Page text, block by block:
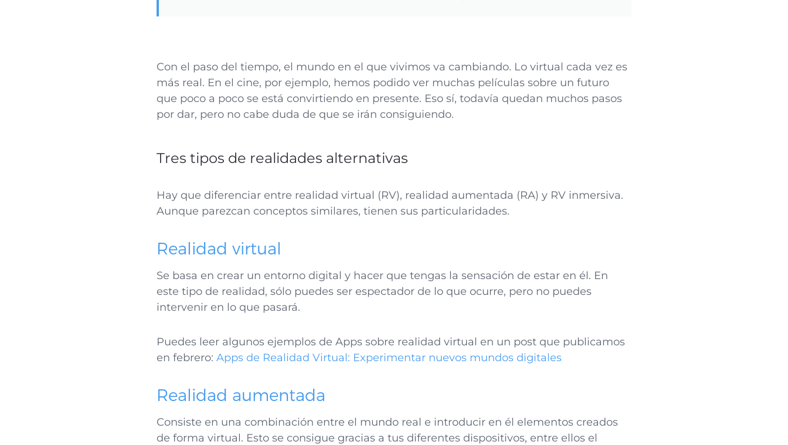
Con el paso del tiempo, el mundo en el que vivimos va cambiando. Lo virtual cada vez es
más real. En el cine, por ejemplo, hemos podido ver muchas películas sobre un futuro
que poco a poco se está convirtiendo en presente. Eso sí, todavía quedan muchos pasos
por dar, pero no cabe duda de que se irán consiguiendo.
Tres tipos de realidades alternativas
Hay que diferenciar entre realidad virtual (RV), realidad aumentada (RA) y RV inmersiva.
Aunque parezcan conceptos similares, tienen sus particularidades.
Realidad virtual
Se basa en crear un entorno digital y hacer que tengas la sensación de estar en él. En
este tipo de realidad, sólo puedes ser espectador de lo que ocurre, pero no puedes
intervenir en lo que pasará.
Puedes leer algunos ejemplos de Apps sobre realidad virtual en un post que publicamos
en febrero: Apps de Realidad Virtual: Experimentar nuevos mundos digitales
Realidad aumentada
Consiste en una combinación entre el mundo real e introducir en él elementos creados
de forma virtual. Esto se consigue gracias a tus diferentes dispositivos, entre ellos el